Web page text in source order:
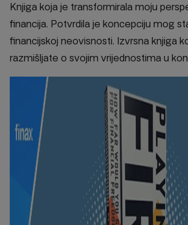
Knjiga koja je transformirala moju
financija. Potvrdila je koncepciju mog
financijskoj neovisnosti. Izvrsna knjiga
razmišljate o svojim vrijednostima u